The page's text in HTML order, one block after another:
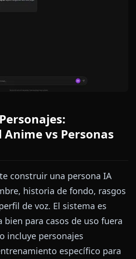
Anime vs Personas
construir una persona IA
historia de fondo, rasgos
de voz. El sistema es
para casos de uso fuera
incluye personajes
específico para